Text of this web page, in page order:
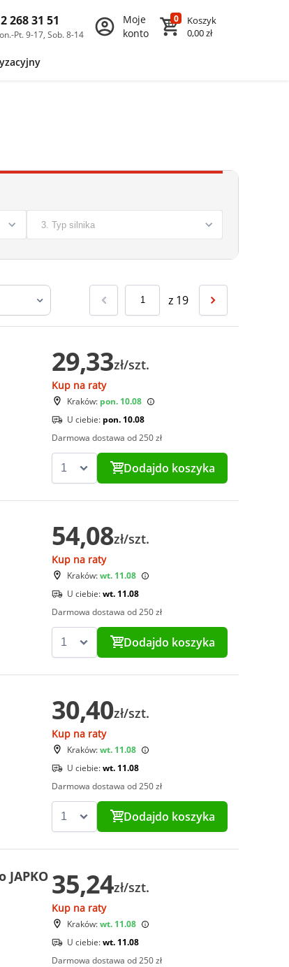
268 31 51
Pt. 9-17, Sob. 8-14
Moje
konto
0
Koszyk
0,00 zł
z 19
29,33zł/szt.
Kup na raty
Kraków: pon. 10.08
U ciebie: pon. 10.08
Darmowa dostawa od 250 zł
Dodajdo koszyka
54,08zł/szt.
Kup na raty
Kraków:wt. 11.08
U ciebie:wt. 11.08
Darmowa dostawa od 250 zł
Dodajdo koszyka
30,40zł/szt.
Kup na raty
Kraków:wt. 11.08
U ciebie:wt. 11.08
Darmowa dostawa od 250 zł
Dodajdo koszyka
JAPKO 35,24zł/szt.
Kup na raty
Kraków:wt. 11.08
U ciebie:wt. 11.08
Darmowa dostawa od 250 zł